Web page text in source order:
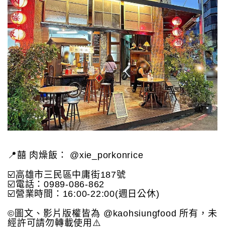
📍囍 肉燥飯： @xie_porkonrice
☑️高雄市三民區中庸街187號
☑️電話：0989-086-862
☑️營業時間：16:00-22:00(週日公休)
©️圖文、影片版權皆為 @kaohsiungfood 所有，未
經許可請勿轉載使用⚠️